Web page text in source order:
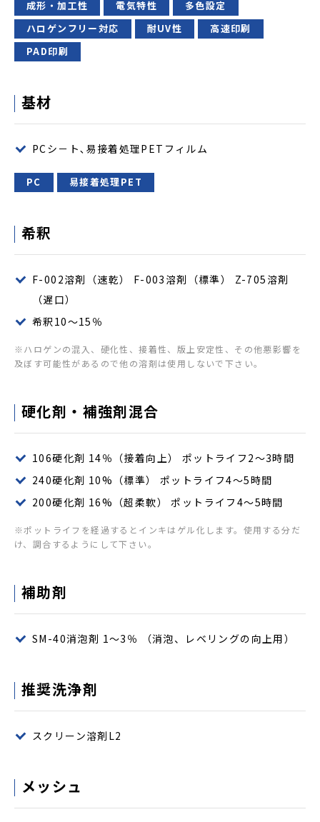
成形・加工性 電気特性
多色設定
ハロゲンフリー対応
耐UV性
高速印刷
PAD印刷
基材
PCシ－ト､易接着処理PETフィルム
PC 易接着処理PET
希釈
F-002溶剤（速乾） F-003溶剤（標準） Z-705溶剤
（遅口）
希釈10～15％
※ハロゲンの混入、硬化性、接着性、版上安定性、その他悪影響を
及ぼす可能性があるので他の溶剤は使用しないで下さい。
硬化剤・補強剤混合
106硬化剤 14％（接着向上） ポットライフ2～3時間
240硬化剤 10%（標準） ポットライフ4～5時間
200硬化剤 16%（超柔軟） ポットライフ4～5時間
※ポットライフを経過するとインキはゲル化します。使用する分だ
け、調合するようにして下さい。
補助剤
SM-40消泡剤 1～3％ （消泡、レベリングの向上用）
推奨洗浄剤
スクリーン溶剤L2
メッシュ